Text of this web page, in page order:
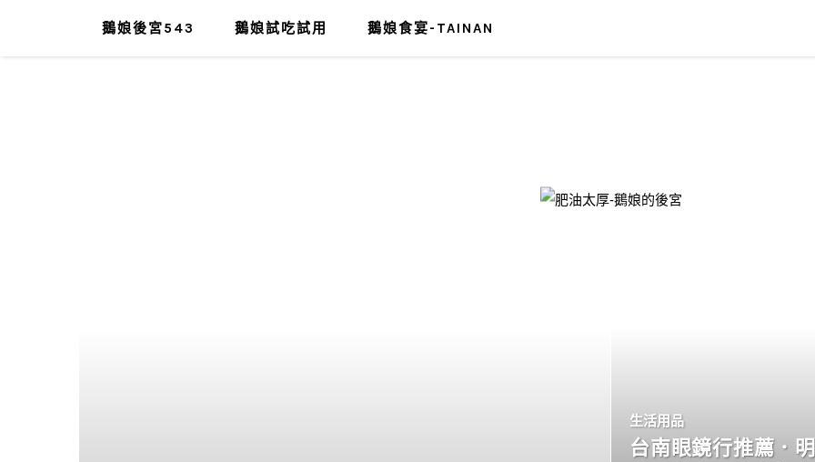
鵝娘後宮543 鵝娘試吃試用 鵝娘食宴-TAINAN
肥油太厚-鵝娘的後宮
生活用品
台南眼鏡行推薦．